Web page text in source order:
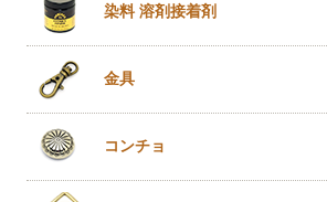
染料 溶剤接着剤
金具
コンチョ